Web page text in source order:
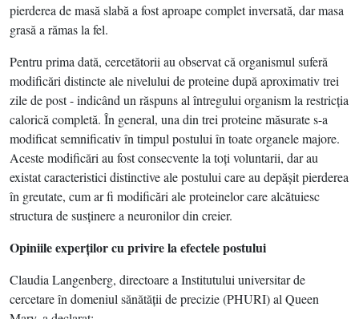
pierderea de masă slabă a fost aproape complet inversată, dar masa
grasă a rămas la fel.
Pentru prima dată, cercetătorii au observat că organismul suferă
modificări distincte ale nivelului de proteine după aproximativ trei
zile de post - indicând un răspuns al întregului organism la restricţia
calorică completă. În general, una din trei proteine măsurate s-a
modificat semnificativ în timpul postului în toate organele majore.
Aceste modificări au fost consecvente la toţi voluntarii, dar au
existat caracteristici distinctive ale postului care au depăşit pierderea
în greutate, cum ar fi modificări ale proteinelor care alcătuiesc
structura de susţinere a neuronilor din creier.
Opiniile experţilor cu privire la efectele postului
Claudia Langenberg, directoare a Institutului universitar de
cercetare în domeniul sănătăţii de precizie (PHURI) al Queen